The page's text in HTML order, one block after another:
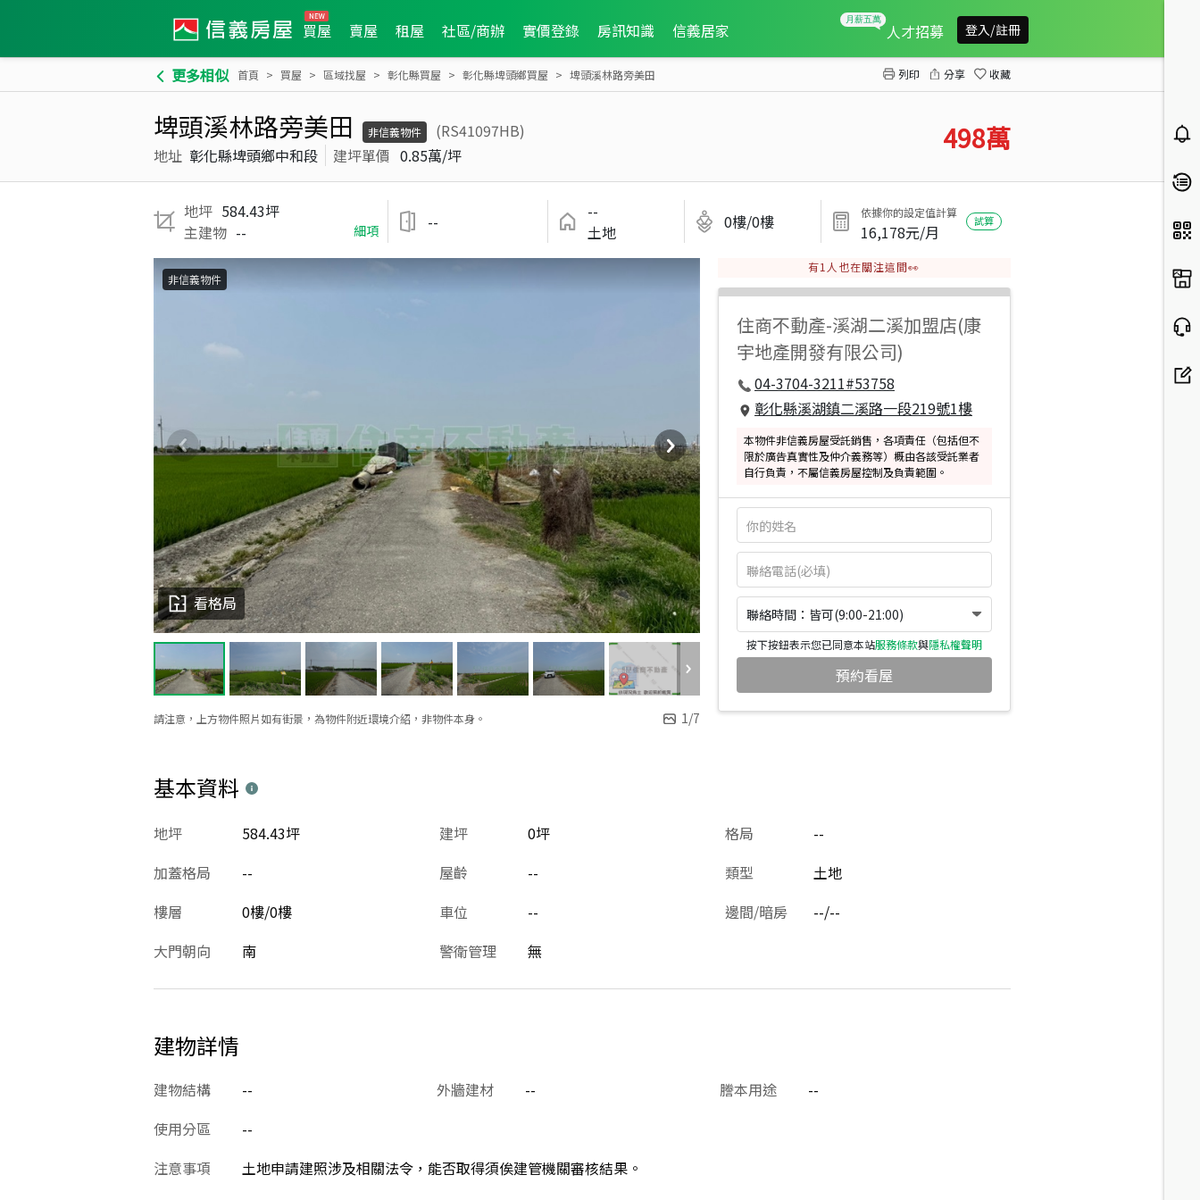
買屋 賣屋 租屋 社區/商辦 實價登錄 房訊知識 信義居家 人才招募 登入/註冊
更多相似 首頁 買屋 區域找屋 彰化縣買屋 彰化縣埤頭鄉買屋 埤頭溪林路旁美田 列印 分享 收藏
埤頭溪林路旁美田 非信義物件
(RS41097HB)
地址 彰化縣埤頭鄉中和段 建坪單價 0.85萬/坪 498萬
地坪 584.43坪
主建物 -- 細項 --
--
土地
0樓/0樓 依據你的設定值計算
16,178元/月
試算
請注意，上方物件照片如有街景，為物件附近環境介紹，非物件本身。 1/7
看格局
非信義物件
有1 人也在關注這間👀
住商不動產-溪湖二溪加盟店(康
宇地產開發有限公司)
04-3704-3211#53758
彰化縣溪湖鎮二溪路一段219號1樓
本物件非信義房屋受託銷售，各項責任（包括但不
限於廣告真實性及仲介義務等）概由各該受託業者
自行負責，不屬信義房屋控制及負責範圍。
聯絡時間：皆可(9:00-21:00)
按下按鈕表示您已同意本站服務條款與隱私權聲明
預約看屋
基本資料
建坪 0坪
地坪 584.43坪 格局
--
加蓋格局
-- 屋齡 -- 類型
土地
樓層
0樓/0樓 車位 -- 邊間/暗房
--/--
大門朝向
南 警衛管理 無
建物詳情
建物結構 -- 外牆建材 -- 謄本用途
--
使用分區
--
注意事項
土地申請建照涉及相關法令，能否取得須俟建管機關審核結果。